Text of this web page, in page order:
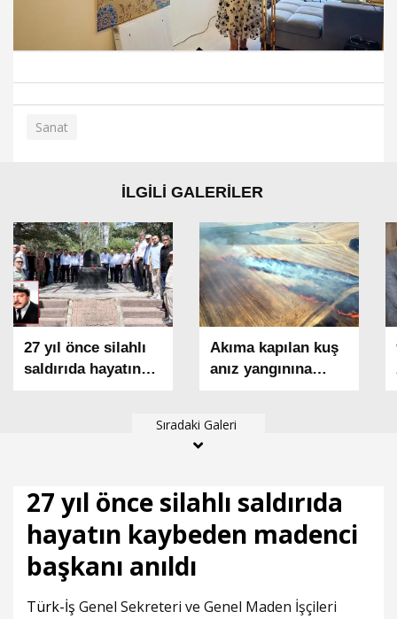
Sanat
İLGİLİ GALERİLER
Sıradaki Galeri
27 yıl önce silahlı
saldırıda hayatın
Akıma kapılan kuş
anız yangınına
gördü
27 yıl önce silahlı saldırıda
hayatın kaybeden madenci
başkanı anıldı
Türk-İş Genel Sekreteri ve Genel Maden İşçileri